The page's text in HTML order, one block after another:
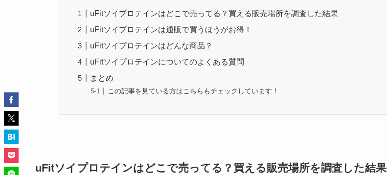
uFitソイプロテインはどこで売ってる？買える販売場所を調査した結果
uFitソイプロテインは通販で買うほうがお得！
uFitソイプロテインはどんな商品？
uFitソイプロテインについてのよくある質問
まとめ
この記事を見ている方はこちらもチェックしています！
uFitソイプロテインはどこで売ってる？買える販売場所を調査した結果